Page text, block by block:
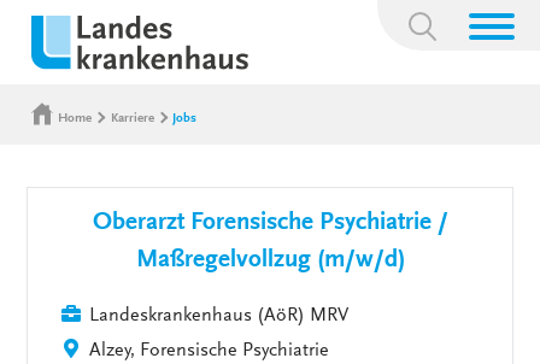
Suchbegriff:
Home Karriere Jobs
Oberarzt Forensische Psychiatrie /
Maßregelvollzug (m/w/d)
Landeskrankenhaus (AöR) MRV
Alzey, Forensische Psychiatrie